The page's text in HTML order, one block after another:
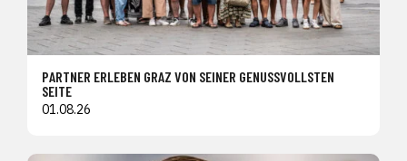
PARTNER ERLEBEN GRAZ VON SEINER GENUSSVOLLSTEN
SEITE
01.08.26